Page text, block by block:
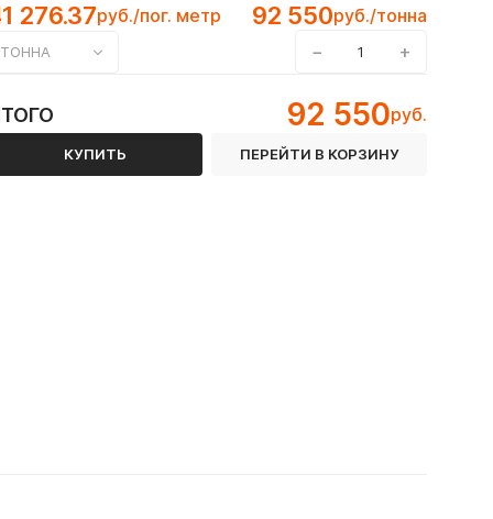
276.37руб./пог. метр 92 550руб./тонна
ТОННА − +
92 550руб.
КУПИТЬ ПЕРЕЙТИ В КОРЗИНУ